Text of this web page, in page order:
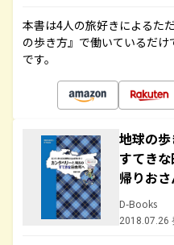
本書は4人の旅好きによるた
の歩き方』で働いているだ
です。
地球の
すてき
帰りお
D-Books
2018.07.26